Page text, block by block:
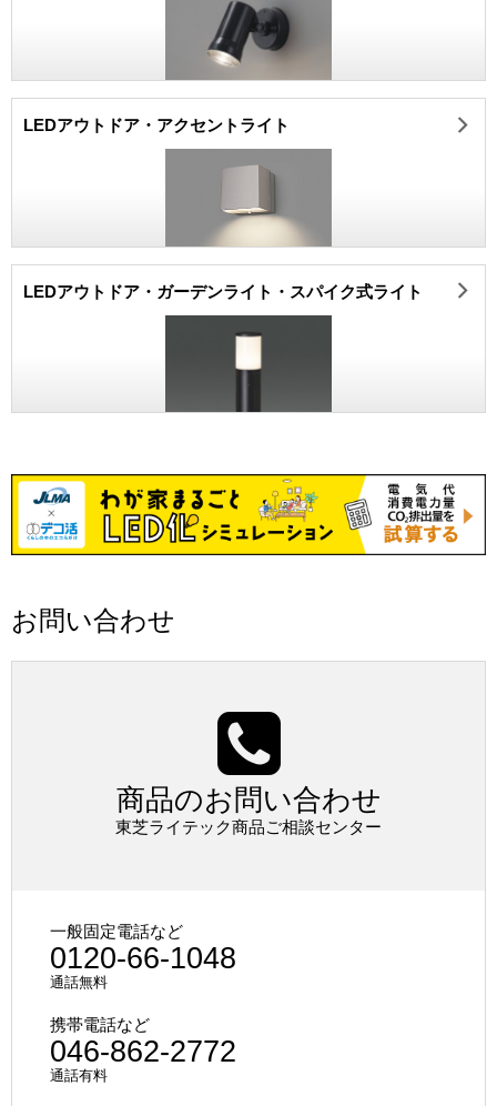
LEDアウトドア・アクセントライト
LEDアウトドア・ガーデンライト・スパイク式ライト
お問い合わせ
商品のお問い合わせ
東芝ライテック商品ご相談センター
一般固定電話など
0120-66-1048
通話無料
携帯電話など
046-862-2772
通話有料